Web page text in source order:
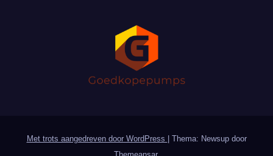
Met trots aangedreven door WordPress | Thema: Newsup door